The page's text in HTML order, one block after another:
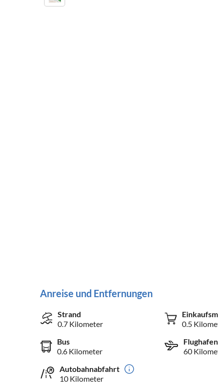
Anreise und Entfernungen
Strand
0.7 Kilometer
0.5
Bus
0.6 Kilometer
Flughafen
60
Autobahnabfahrt
10 Kilometer